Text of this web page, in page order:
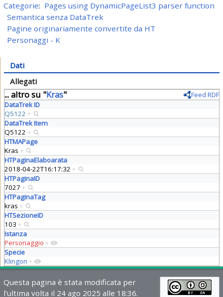
Categorie: Pages using DynamicPageList3 parser function
Semantica senza DataTrek
Pagine originariamente convertite da HT
Personaggi - K
Dati
Allegati
... altro su "Kras"
Feed RDF
DataTrek ID
Q5122 +
DataTrek Item
Q5122 +
HTMAPage
Kras +
HTPaginaElaboarata
2018-04-22T16:17:32 +
HTPaginaID
7027 +
HTPaginaTag
kras +
HTSezioneID
103 +
Istanza
Personaggio +
Specie
Klingon +
Questa pagina è stata modificata per
l'ultima volta il 24 ago 2025 alle 18:36.